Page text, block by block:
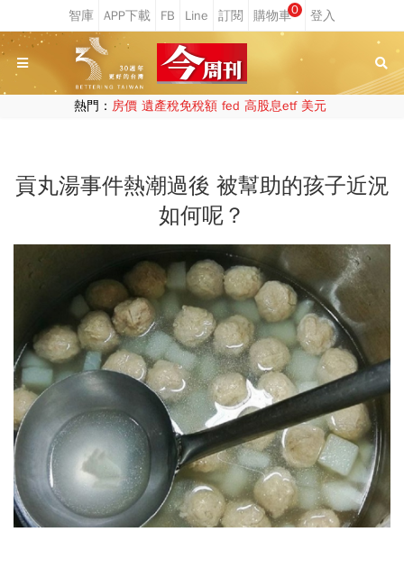
0
熱門： 房價 遺產稅免稅額 fed 高股息etf 美元
貢丸湯事件熱潮過後 被幫助的孩子近況
如何呢？